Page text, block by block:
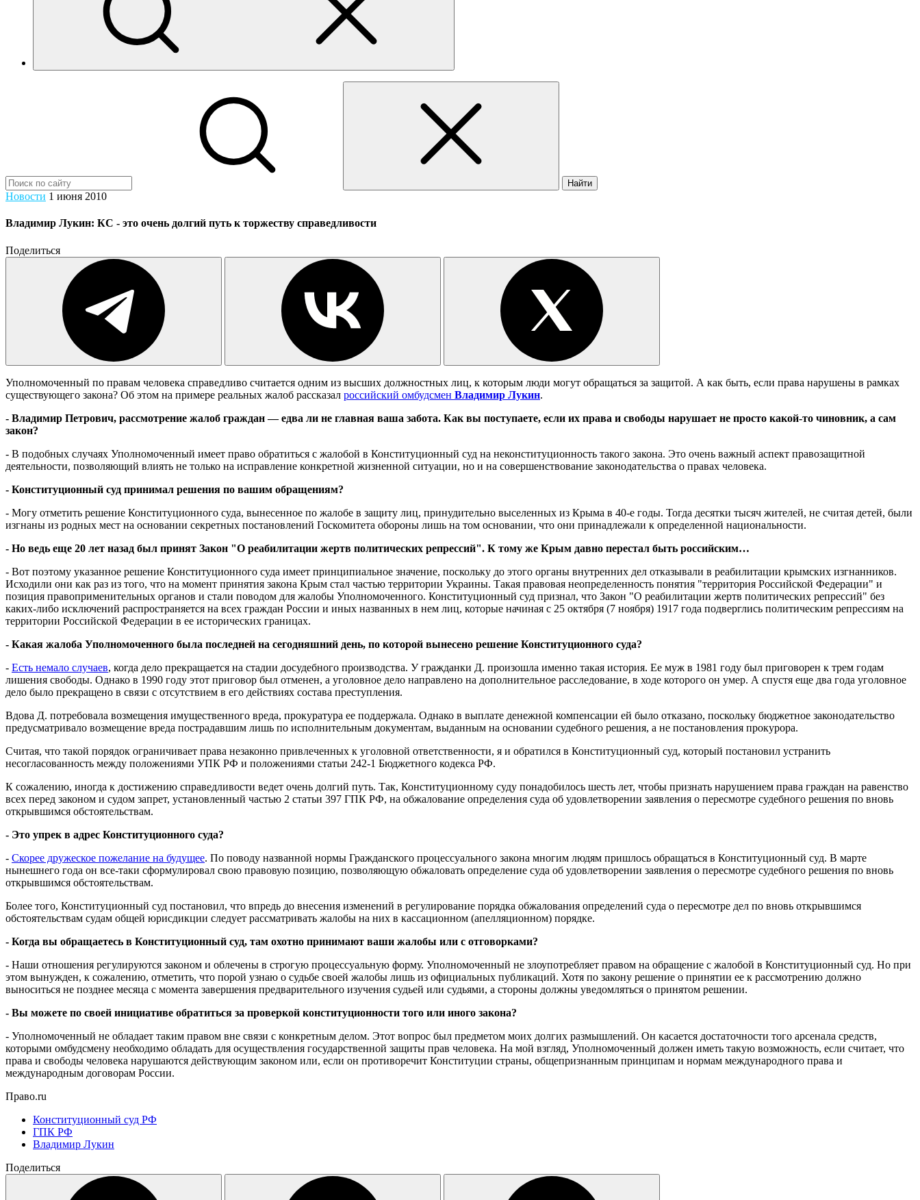
Найти
Новости 1 июня 2010
Владимир Лукин: КС - это очень долгий путь к торжеству справедливости
Поделиться
Уполномоченный по правам человека справедливо считается одним из высших должностных лиц, к которым люди могут обращаться за защитой. А как быть, если права нарушены в рамках
существующего закона? Об этом на примере реальных жалоб рассказал российский омбудсмен Владимир Лукин.
- Владимир Петрович, рассмотрение жалоб граждан — едва ли не главная ваша забота. Как вы поступаете, если их права и свободы нарушает не просто какой-то чиновник, а сам
закон?
- В подобных случаях Уполномоченный имеет право обратиться с жалобой в Конституционный суд на неконституционность такого закона. Это очень важный аспект правозащитной
деятельности, позволяющий влиять не только на исправление конкретной жизненной ситуации, но и на совершенствование законодательства о правах человека.
- Конституционный суд принимал решения по вашим обращениям?
- Могу отметить решение Конституционного суда, вынесенное по жалобе в защиту лиц, принудительно выселенных из Крыма в 40-е годы. Тогда десятки тысяч жителей, не считая детей, были
изгнаны из родных мест на основании секретных постановлений Госкомитета обороны лишь на том основании, что они принадлежали к определенной национальности.
- Но ведь еще 20 лет назад был принят Закон "О реабилитации жертв политических репрессий". К тому же Крым давно перестал быть российским…
- Вот поэтому указанное решение Конституционного суда имеет принципиальное значение, поскольку до этого органы внутренних дел отказывали в реабилитации крымских изгнанников.
Исходили они как раз из того, что на момент принятия закона Крым стал частью территории Украины. Такая правовая неопределенность понятия "территория Российской Федерации" и
позиция правоприменительных органов и стали поводом для жалобы Уполномоченного. Конституционный суд признал, что Закон "О реабилитации жертв политических репрессий" без
каких-либо исключений распространяется на всех граждан России и иных названных в нем лиц, которые начиная с 25 октября (7 ноября) 1917 года подверглись политическим репрессиям на
территории Российской Федерации в ее исторических границах.
- Какая жалоба Уполномоченного была последней на сегодняшний день, по которой вынесено решение Конституционного суда?
- Есть немало случаев, когда дело прекращается на стадии досудебного производства. У гражданки Д. произошла именно такая история. Ее муж в 1981 году был приговорен к трем годам
лишения свободы. Однако в 1990 году этот приговор был отменен, а уголовное дело направлено на дополнительное расследование, в ходе которого он умер. А спустя еще два года уголовное
дело было прекращено в связи с отсутствием в его действиях состава преступления.
Вдова Д. потребовала возмещения имущественного вреда, прокуратура ее поддержала. Однако в выплате денежной компенсации ей было отказано, поскольку бюджетное законодательство
предусматривало возмещение вреда пострадавшим лишь по исполнительным документам, выданным на основании судебного решения, а не постановления прокурора.
Считая, что такой порядок ограничивает права незаконно привлеченных к уголовной ответственности, я и обратился в Конституционный суд, который постановил устранить
несогласованность между положениями УПК РФ и положениями статьи 242-1 Бюджетного кодекса РФ.
К сожалению, иногда к достижению справедливости ведет очень долгий путь. Так, Конституционному суду понадобилось шесть лет, чтобы признать нарушением права граждан на равенство
всех перед законом и судом запрет, установленный частью 2 статьи 397 ГПК РФ, на обжалование определения суда об удовлетворении заявления о пересмотре судебного решения по вновь
открывшимся обстоятельствам.
- Это упрек в адрес Конституционного суда?
- Скорее дружеское пожелание на будущее. По поводу названной нормы Гражданского процессуального закона многим людям пришлось обращаться в Конституционный суд. В марте
нынешнего года он все-таки сформулировал свою правовую позицию, позволяющую обжаловать определение суда об удовлетворении заявления о пересмотре судебного решения по вновь
открывшимся обстоятельствам.
Более того, Конституционный суд постановил, что впредь до внесения изменений в регулирование порядка обжалования определений суда о пересмотре дел по вновь открывшимся
обстоятельствам судам общей юрисдикции следует рассматривать жалобы на них в кассационном (апелляционном) порядке.
- Когда вы обращаетесь в Конституционный суд, там охотно принимают ваши жалобы или с отговорками?
- Наши отношения регулируются законом и облечены в строгую процессуальную форму. Уполномоченный не злоупотребляет правом на обращение с жалобой в Конституционный суд. Но при
этом вынужден, к сожалению, отметить, что порой узнаю о судьбе своей жалобы лишь из официальных публикаций. Хотя по закону решение о принятии ее к рассмотрению должно
выноситься не позднее месяца с момента завершения предварительного изучения судьей или судьями, а стороны должны уведомляться о принятом решении.
- Вы можете по своей инициативе обратиться за проверкой конституционности того или иного закона?
- Уполномоченный не обладает таким правом вне связи с конкретным делом. Этот вопрос был предметом моих долгих размышлений. Он касается достаточности того арсенала средств,
которыми омбудсмену необходимо обладать для осуществления государственной защиты прав человека. На мой взгляд, Уполномоченный должен иметь такую возможность, если считает, что
права и свободы человека нарушаются действующим законом или, если он противоречит Конституции страны, общепризнанным принципам и нормам международного права и
международным договорам России.
Право.ru
Конституционный суд РФ
ГПК РФ
Владимир Лукин
Поделиться